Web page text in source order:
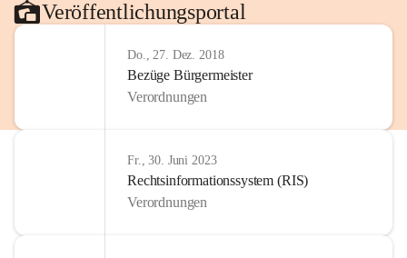
Veröffentlichungsportal
Do., 27. Dez. 2018
Bezüge Bürgermeister
Verordnungen
Fr., 30. Juni 2023
Rechtsinformationssystem (RIS)
Verordnungen